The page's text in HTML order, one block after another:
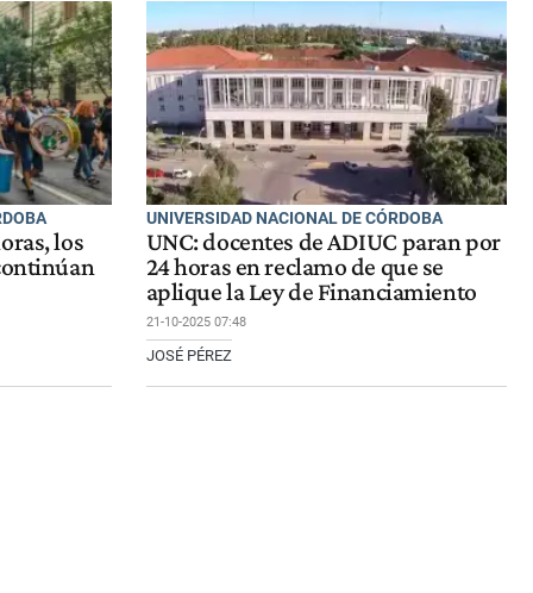
los
UNIVERSIDAD NACIONAL DE CÓRDOBA
UNC: docentes de ADIUC paran por
24 horas en reclamo de que se
aplique la Ley de Financiamiento
21-10-2025 07:48
JOSÉ PÉREZ